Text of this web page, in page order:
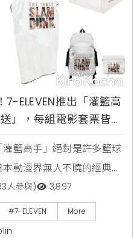
ELEVEN推出「灌籃高
」，每組電影套票皆含
及電影交換券、籃球迷
籃高手」絕對是許多籃球
動漫界無人不曉的經典名
手電影版即將上映，因此自
套票快閃購/集點送」，獨
背包、斗篷毛巾、收納籃
人參與) 3,897
#7-ELEVEN More